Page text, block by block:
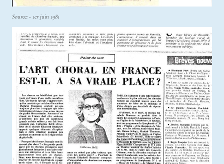
Source: - 1er juin 1981